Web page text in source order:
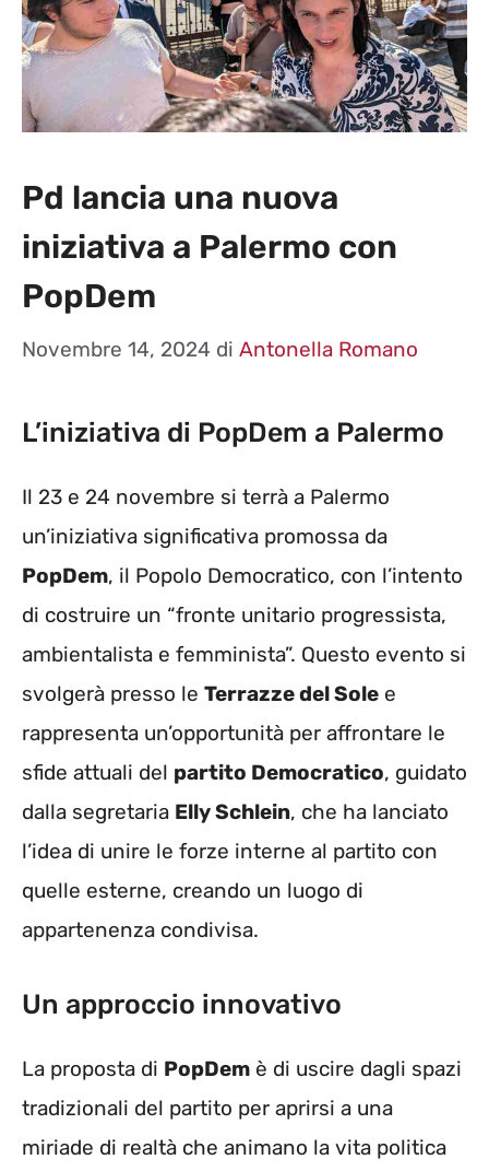
Pd lancia una nuova
iniziativa a Palermo con
PopDem
Novembre 14, 2024 di Antonella Romano
L’iniziativa di PopDem a Palermo
Il 23 e 24 novembre si terrà a Palermo
un’iniziativa significativa promossa da
PopDem, il Popolo Democratico, con l’intento
di costruire un “fronte unitario progressista,
ambientalista e femminista”. Questo evento si
svolgerà presso le Terrazze del Sole e
rappresenta un’opportunità per affrontare le
sfide attuali del partito Democratico, guidato
dalla segretaria Elly Schlein, che ha lanciato
l’idea di unire le forze interne al partito con
quelle esterne, creando un luogo di
appartenenza condivisa.
Un approccio innovativo
La proposta di PopDem è di uscire dagli spazi
tradizionali del partito per aprirsi a una
miriade di realtà che animano la vita politica